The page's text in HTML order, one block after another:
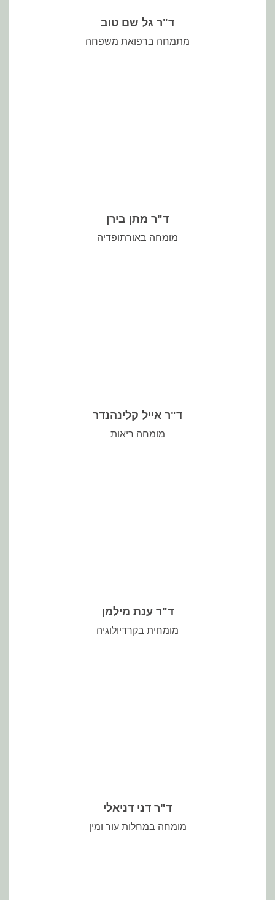
ד"ר גל שם טוב
מתמחה ברפואת משפחה
ד"ר מתן בירן
מומחה באורתופדיה
ד"ר אייל קלינהנדר
מומחה ריאות
ד"ר ענת מילמן
מומחית בקרדיולוגיה
לזימון תורים ומידע נוסף אודות ד"ר ענת מילמן-
https://www.anatmilman.com/
ד"ר דני דניאלי
מומחה במחלות עור ומין